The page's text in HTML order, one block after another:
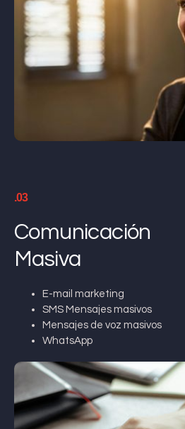
.03
Comunicación
Masiva
E-mail marketing
SMS Mensajes masivos
Mensajes de voz masivos
WhatsApp